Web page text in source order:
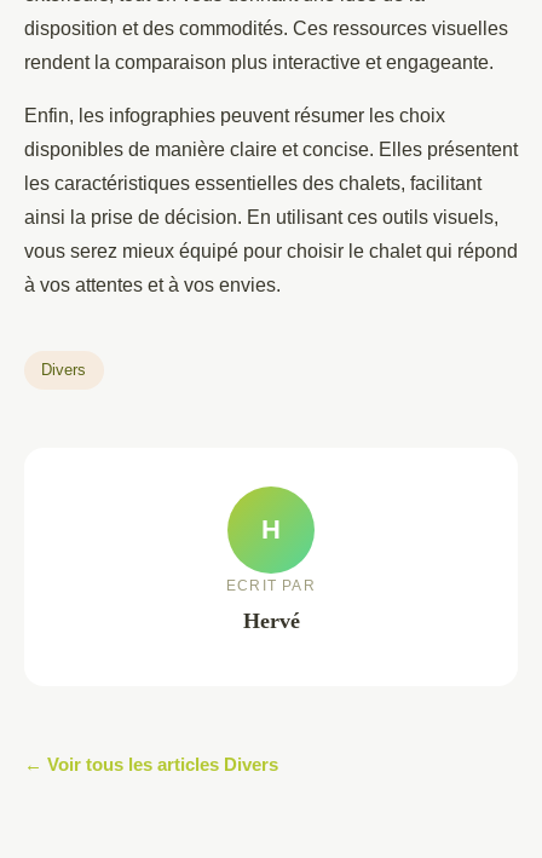
disposition et des commodités. Ces ressources visuelles
rendent la comparaison plus interactive et engageante.
Enfin, les infographies peuvent résumer les choix
disponibles de manière claire et concise. Elles présentent
les caractéristiques essentielles des chalets, facilitant
ainsi la prise de décision. En utilisant ces outils visuels,
vous serez mieux équipé pour choisir le chalet qui répond
à vos attentes et à vos envies.
Divers
H
ECRIT PAR
Hervé
← Voir tous les articles Divers